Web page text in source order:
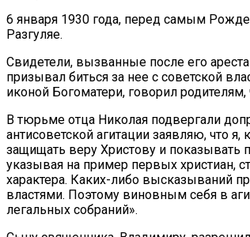
6 января 1930 года, перед самым
Разгуляе.
Свидетели, вызванные после его
призывал биться за нее с советской
иконой Богоматери, говорил
В тюрьме отца Николая подвергали
антисоветской агитации заявляю, что
защищать веру Христову и
указывая на пример первых христиан,
характера. Каких-либо высказываний
властями. Поэтому виновным себя в
легальных собраний».